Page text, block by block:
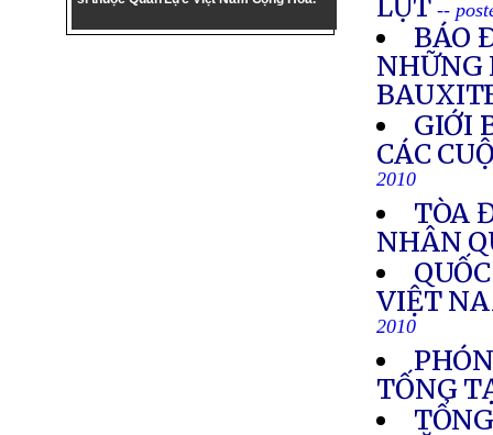
LỤT--
BÁO
NHỮNG
GIỚI
CÁC
2010
TÒA
NHÂN
VIỆT
2010
TỐNG